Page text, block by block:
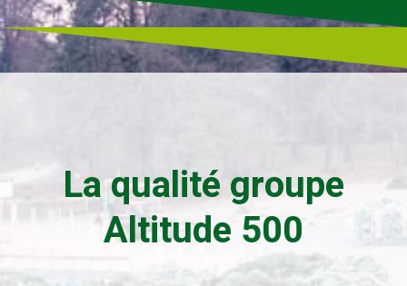
La qualité groupe
Altitude 500